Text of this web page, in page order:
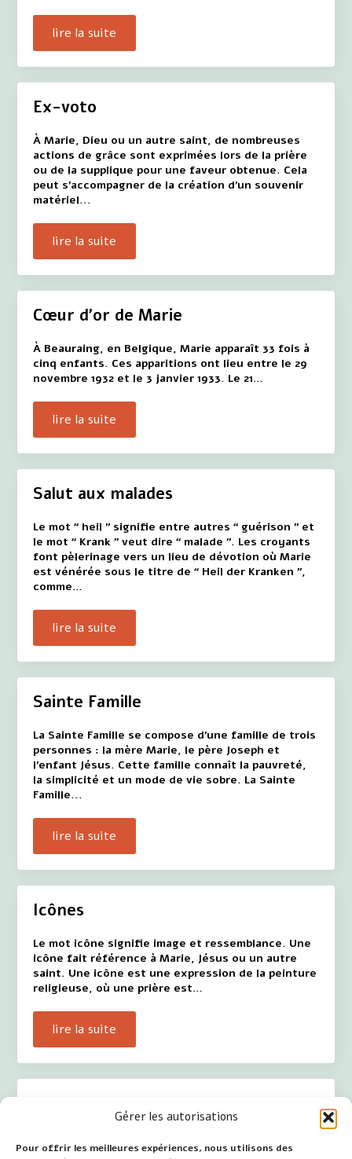
Gérer les autorisations
Pour offrir les meilleures expériences, nous utilisons des
lire la suite
Ex-voto
À Marie, Dieu ou un autre saint, de nombreuses
actions de grâce sont exprimées lors de la prière
ou de la supplique pour une faveur obtenue. Cela
peut s'accompagner de la création d'un souvenir
matériel...
lire la suite
Cœur d'or de Marie
À Beauraing, en Belgique, Marie apparaît 33 fois à
cinq enfants. Ces apparitions ont lieu entre le 29
novembre 1932 et le 3 janvier 1933. Le 21…
lire la suite
Salut aux malades
Le mot “ heil ” signifie entre autres “ guérison ” et
le mot “ Krank ” veut dire “ malade ”. Les croyants
font pèlerinage vers un lieu de dévotion où Marie
est vénérée sous le titre de “ Heil der Kranken ”,
comme…
lire la suite
Sainte Famille
La Sainte Famille se compose d'une famille de trois
personnes : la mère Marie, le père Joseph et
l'enfant Jésus. Cette famille connaît la pauvreté,
la simplicité et un mode de vie sobre. La Sainte
Famille...
lire la suite
Icônes
Le mot icône signifie image et ressemblance. Une
icône fait référence à Marie, Jésus ou un autre
saint. Une icône est une expression de la peinture
religieuse, où une prière est…
lire la suite
combinaison. La dérivation du mot concerne le